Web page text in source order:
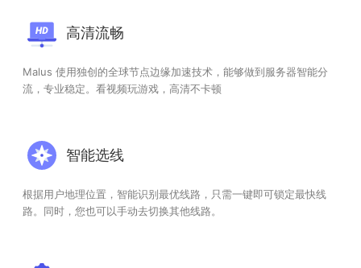
高清流畅
Malus 使用独创的全球节点边缘加速技术，能够做到服务器智能分
流，专业稳定。看视频玩游戏，高清不卡顿
智能选线
根据用户地理位置，智能识别最优线路，只需一键即可锁定最快线
路。同时，您也可以手动去切换其他线路。